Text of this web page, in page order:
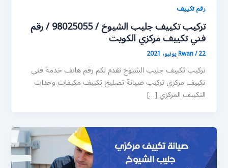
رقم تكييف
تركيب تكييف جليب الشيوخ / 98025055 / رقم
فني تكييف مركزي الكويت
Rwan/22 يونيو، 2021
تركيب تكييف جليب الشيوخ نقدم لكم رقم هاتف خدمة فني
تكييف مركزي تركيب صيانة تصليح تكييف مكيفات وحدات
التكييف المركزي […]